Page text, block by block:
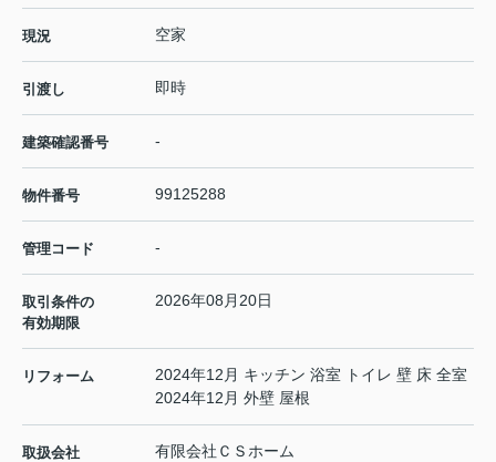
現況 空家
引渡し 即時
建築確認番号 -
物件番号 99125288
管理コード -
取引条件の
有効期限
2026年08月20日
リフォーム
2024年12月 キッチン 浴室 トイレ 壁 床 全室
2024年12月 外壁 屋根
取扱会社
有限会社ＣＳホーム